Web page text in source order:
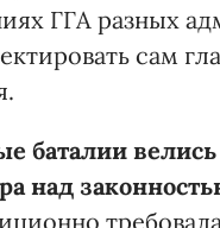
ГГА разных
сам
баталии
над